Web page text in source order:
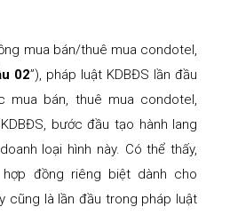
mua bán/thuê mua condotel,
02”), pháp luật KDBĐS lần đầu
mua bán, thuê mua condotel,
bước đầu tạo hành lang
loại hình này. Có thể thấy,
đồng riêng biệt dành cho
cũng là lần đầu trong pháp luật